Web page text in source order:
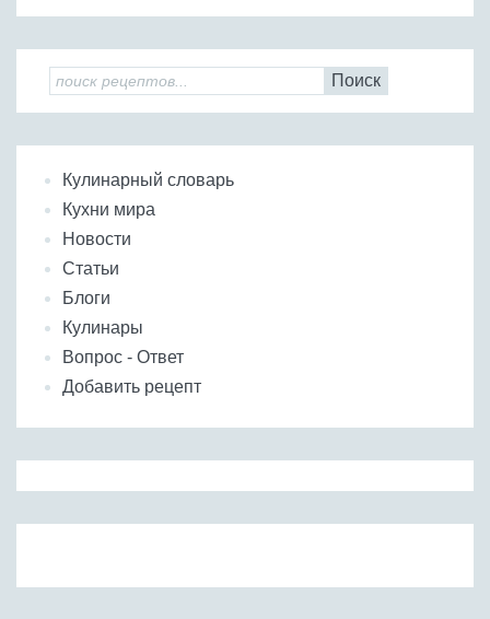
Поиск
Кулинарный словарь
Кухни мира
Новости
Статьи
Блоги
Кулинары
Вопрос - Ответ
Добавить рецепт